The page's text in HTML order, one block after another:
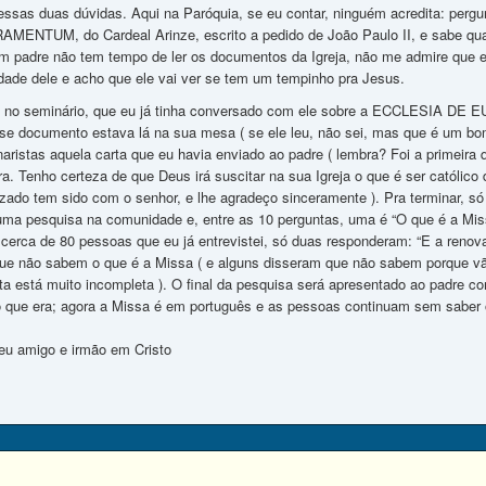
duas dúvidas. Aqui na Paróquia, se eu contar, ninguém acredita:
do Cardeal Arinze, escrito a pedido de João Paulo II, e sabe
padre não tem tempo de ler os documentos da Igreja, não me admire
dele e acho que ele vai ver se tem um tempinho pra Jesus.
seminário, que eu já tinha conversado com ele sobre a ECCLESIA DE
documento estava lá na sua mesa ( se ele leu, não sei, mas que é um
aquela carta que eu havia enviado ao padre ( lembra? Foi a
Tenho certeza de que Deus irá suscitar na sua Igreja o que é ser
tem sido com o senhor, e lhe agradeço sinceramente ). Pra terminar,
pesquisa na comunidade e, entre as 10 perguntas, uma é “O que é a
de 80 pessoas que eu já entrevistei, só duas responderam: “E a
não sabem o que é a Missa ( e alguns disseram que não sabem porque
está muito incompleta ). O final da pesquisa será apresentado ao padre
era; agora a Missa é em português e as pessoas continuam sem saber
amigo e irmão em Cristo